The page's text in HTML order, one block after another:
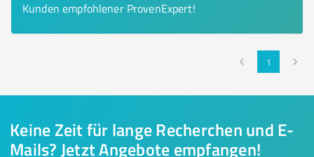
Kunden empfohlener ProvenExpert!
1
Keine Zeit für lange Recherchen und E-
Mails? Jetzt Angebote empfangen!